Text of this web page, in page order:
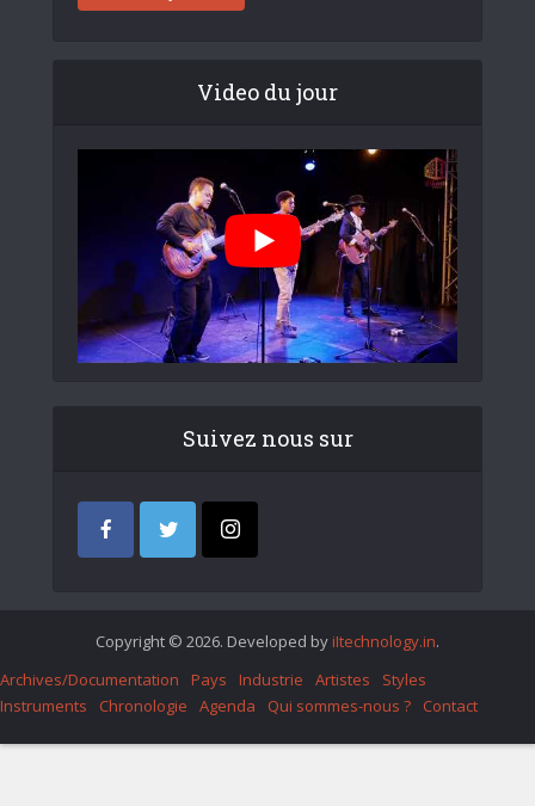
Video du jour
Suivez nous sur
Copyright © 2026. Developed by iItechnology.in.
Archives/Documentation
Pays Industrie Artistes
Styles
Instruments
Chronologie Agenda Qui sommes-nous ? Contact